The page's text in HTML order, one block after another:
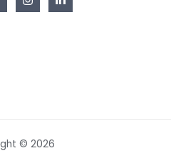
© 2026